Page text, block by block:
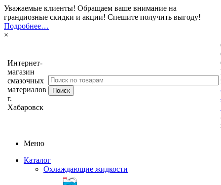
Уважаемые клиенты! Обращаем ваше внимание на
грандиозные скидки и акции! Спешите получить выгоду!
Подробнее…
×
Интернет-
магазин
смазочных
материалов
г.
Хабаровск
Меню
Каталог
Охлаждающие жидкости